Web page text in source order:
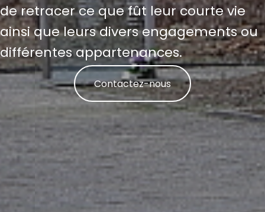
de retracer ce que fût leur courte vie
ainsi que leurs divers engagements ou
différentes appartenances.
Contactez-nous